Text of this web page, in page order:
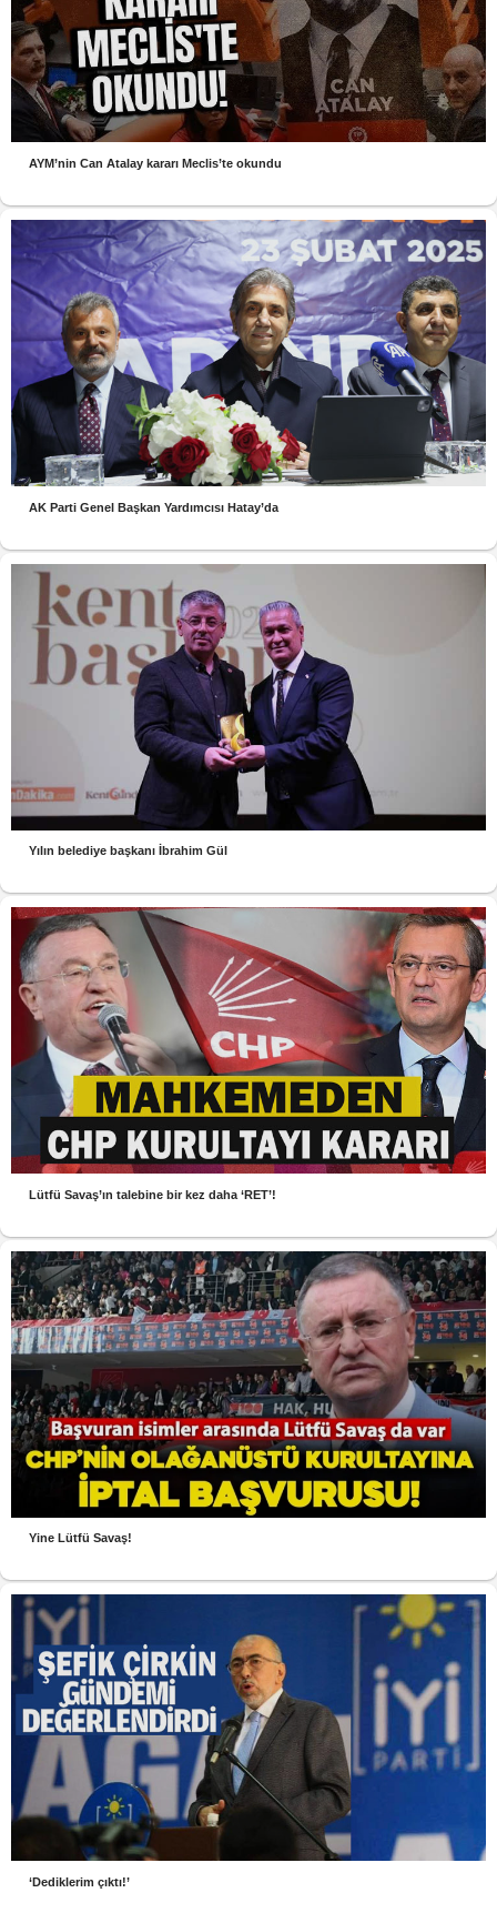
AYM’nin Can Atalay kararı Meclis’te okundu
AK Parti Genel Başkan Yardımcısı Hatay’da
Yılın belediye başkanı İbrahim Gül
Lütfü Savaş’ın talebine bir kez daha ‘RET’!
Yine Lütfü Savaş!
‘Dediklerim çıktı!’